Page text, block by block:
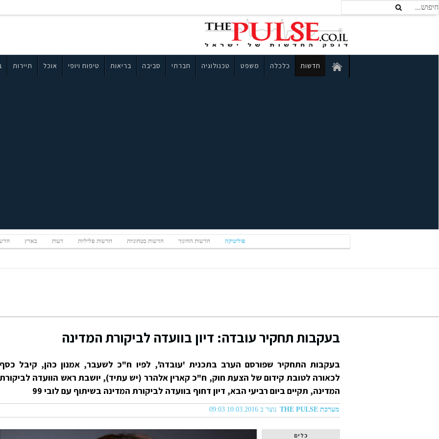
חדשות כלכלה משפט טכנולוגיה חברתי סביבה בריאות טיפוח ויופי אוכל תיירות
פוליטיקה חדשות החינוך חדשות בטחוניות חדשות פליליות דעות בארץ
בעקבות תחקיר עובדה: דיון בוועדה לביקורת המדינה
בעקבות התחקיר שפורסם הערב בתכנית 'עובדה', לפיו ח"כ לשעבר, אמנון כהן, קיבל כסף
לכאורה לטובת קידום של הצעת חוק, ח"כ קארין אלהרר (יש עתיד), יושבת ראש הוועדה לביקורת
המדינה, תקיים ביום רביעי הבא, דיון דחוף בוועדה לביקורת המדינה בשיתוף עם לובי 99
מערכת THE PULSE נוצר ב 10.03.2016 09:03
כלים